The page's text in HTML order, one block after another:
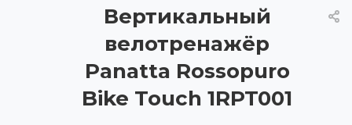
Вертикальный
велотренажёр
Panatta Rossopuro
Bike Touch 1RPT001